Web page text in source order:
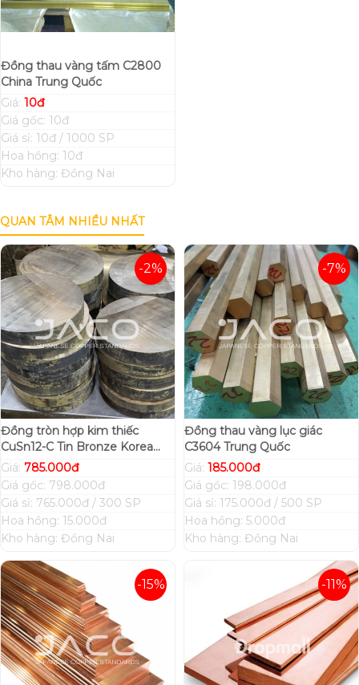
Đồng thau vàng tấm C2800
China Trung Quốc
Giá: 10đ
Giá gốc: 10đ
Giá sỉ: 10đ / 1000 SP
Hoa hồng: 10đ
Kho hàng: Đồng Nai
QUAN TÂM NHIỀU NHẤT
-2%
Đồng tròn hợp kim thiếc
CuSn12-C Tin Bronze Korea
Hàn Quốc
Giá: 785.000đ
Giá gốc: 798.000đ
Giá sỉ: 765.000đ / 300 SP
Hoa hồng: 15.000đ
Kho hàng: Đồng Nai
-7%
Đồng thau vàng lục giác
C3604 Trung Quốc
Giá: 185.000đ
Giá gốc: 198.000đ
Giá sỉ: 175.000đ / 500 SP
Hoa hồng: 5.000đ
Kho hàng: Đồng Nai
-15% -11%